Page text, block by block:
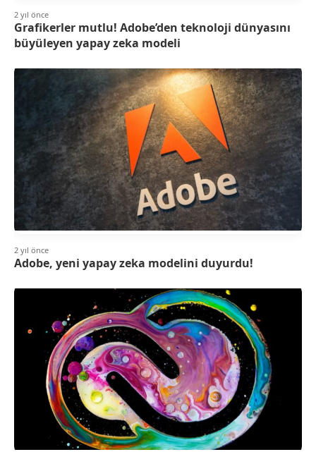
2 yıl önce
Grafikerler mutlu! Adobe’den teknoloji dünyasını
büyüleyen yapay zeka modeli
2 yıl önce
Adobe, yeni yapay zeka modelini duyurdu!